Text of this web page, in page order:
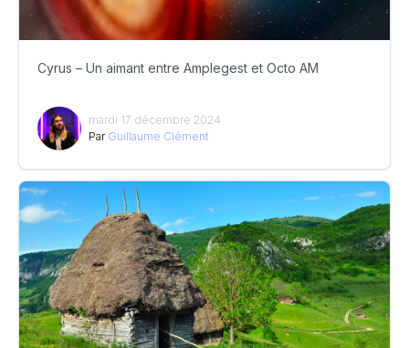
Cyrus – Un aimant entre Amplegest et Octo AM
mardi 17 décembre 2024
Par Guillaume Clément